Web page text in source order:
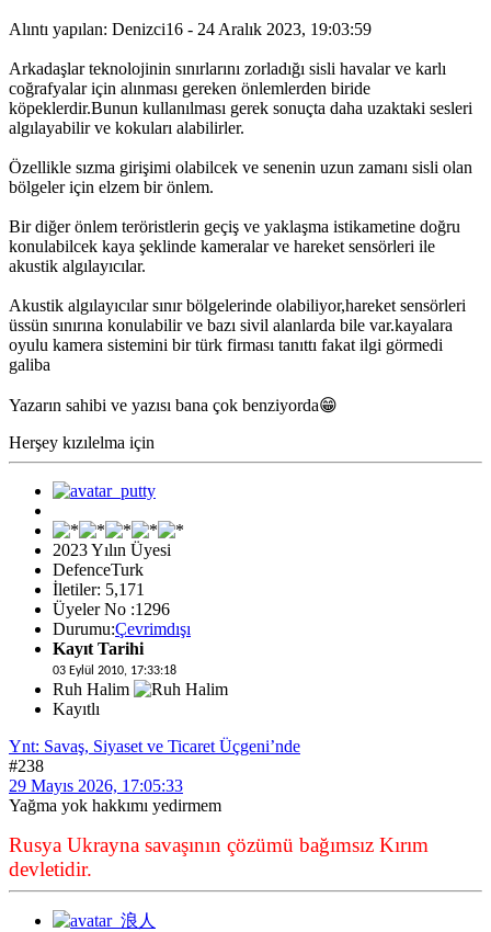
Alıntı yapılan: Denizci16 - 24 Aralık 2023, 19:03:59
Arkadaşlar teknolojinin sınırlarını zorladığı sisli havalar ve karlı
coğrafyalar için alınması gereken önlemlerden biride
köpeklerdir.Bunun kullanılması gerek sonuçta daha uzaktaki sesleri
algılayabilir ve kokuları alabilirler.
Özellikle sızma girişimi olabilcek ve senenin uzun zamanı sisli olan
bölgeler için elzem bir önlem.
Bir diğer önlem teröristlerin geçiş ve yaklaşma istikametine doğru
konulabilcek kaya şeklinde kameralar ve hareket sensörleri ile
akustik algılayıcılar.
Akustik algılayıcılar sınır bölgelerinde olabiliyor,hareket sensörleri
üssün sınırına konulabilir ve bazı sivil alanlarda bile var.kayalara
oyulu kamera sistemini bir türk firması tanıttı fakat ilgi görmedi
galiba
Yazarın sahibi ve yazısı bana çok benziyorda😁
Herşey kızılelma için
2023 Yılın Üyesi
DefenceTurk
İletiler: 5,171
Üyeler No :1296
Durumu:Çevrimdışı
Kayıt Tarihi
03 Eylül 2010, 17:33:18
Ruh Halim
Kayıtlı
Ynt: Savaş, Siyaset ve Ticaret Üçgeni’nde
#238
29 Mayıs 2026, 17:05:33
Yağma yok hakkımı yedirmem
Rusya Ukrayna savaşının çözümü bağımsız Kırım
devletidir.